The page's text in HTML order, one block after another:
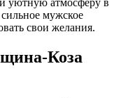
мужское
свои желания.
Коза